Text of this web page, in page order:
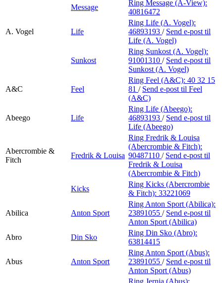
Message
Ring Message (A-View):
40816472
A. Vogel Life
Ring Life (A. Vogel):
46893193 / Send e-post til
Life (A. Vogel)
Sunkost
Ring Sunkost (A. Vogel):
91001310 / Send e-post til
Sunkost (A. Vogel)
A&C Feel
Ring Feel (A&C): 40 32 15
81 / Send e-post til Feel
(A&C)
Abeego Life
Ring Life (Abeego):
46893193 / Send e-post til
Life (Abeego)
Abercrombie &
Fitch
Fredrik & Louisa
Ring Fredrik & Louisa
(Abercrombie & Fitch):
90487110 / Send e-post til
Fredrik & Louisa
(Abercrombie & Fitch)
Kicks
Ring Kicks (Abercrombie
& Fitch): 33221069
Abilica Anton Sport
Ring Anton Sport (Abilica):
23891055 / Send e-post til
Anton Sport (Abilica)
Abro
Din Sko
Ring Din Sko (Abro):
63814415
Abus Anton Sport
Ring Anton Sport (Abus):
23891055 / Send e-post til
Anton Sport (Abus)
Ring Jernia (Abus):